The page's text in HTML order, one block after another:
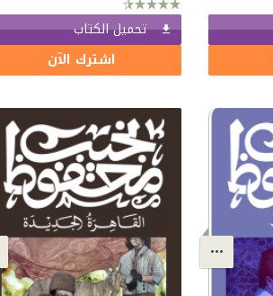
تحميل الكتاب
اشترك الآن